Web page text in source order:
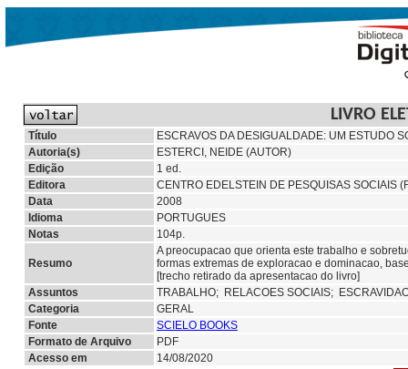
LIVRO
Título
ESCRAVOS DA DESIGUALDADE: UM ESTUDO
Autoria(s)
ESTERCI, NEIDE (AUTOR)
Edição
1 ed.
Editora
CENTRO EDELSTEIN DE PESQUISAS SOCIAIS
Data
2008
Idioma
PORTUGUES
Notas
104p.
Resumo
A preocupacao que orienta este trabalho e
formas extremas de exploracao e dominacao,
[trecho retirado da apresentacao do livro]
Assuntos
TRABALHO; RELACOES SOCIAIS;
Categoria
GERAL
Fonte
SCIELO BOOKS
Formato de Arquivo
PDF
Acesso em
14/08/2020